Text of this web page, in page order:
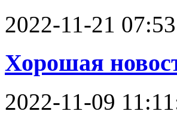
2022-11-21
Хорошая
2022-11-09